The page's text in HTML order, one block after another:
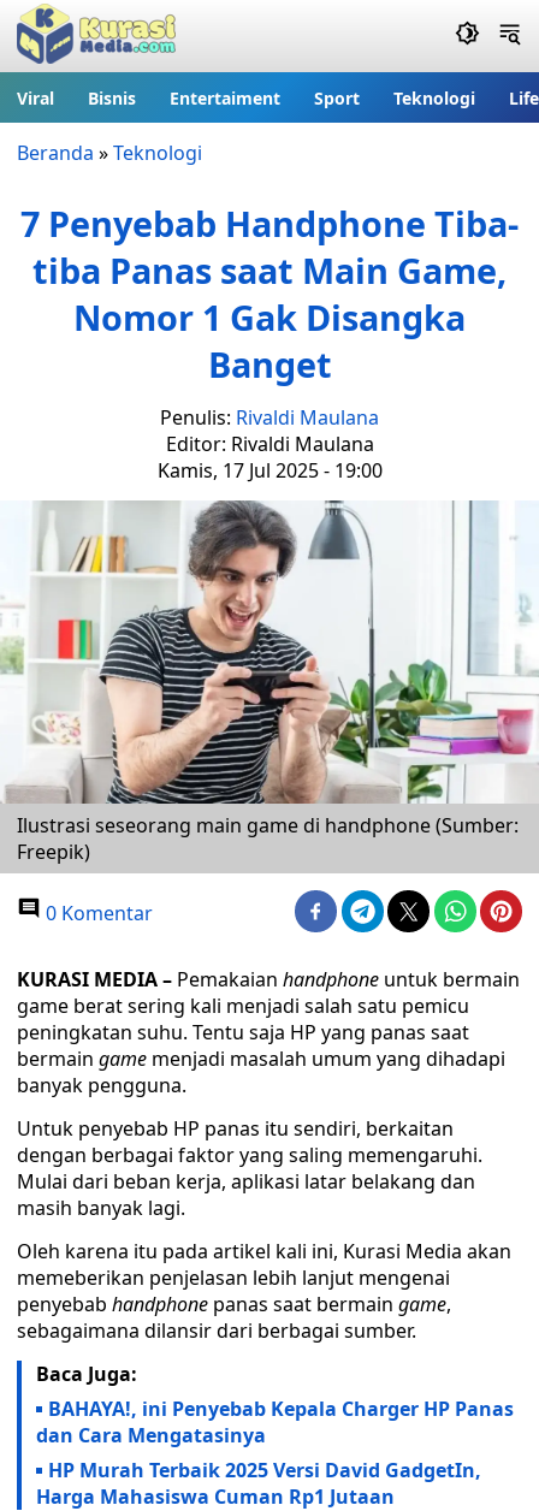
Viral Bisnis Entertaiment Sport Teknologi
Beranda »Teknologi
7 Penyebab Handphone Tiba-
tiba Panas saat Main Game,
Nomor 1 Gak Disangka
Banget
Penulis: Rivaldi Maulana
Editor: Rivaldi Maulana
Kamis, 17 Jul 2025 - 19:00
Ilustrasi seseorang main game di handphone (Sumber:
Freepik)
0 Komentar
KURASI MEDIA – Pemakaian handphone untuk bermain
game berat sering kali menjadi salah satu pemicu
peningkatan suhu. Tentu saja HP yang panas saat
bermain game menjadi masalah umum yang dihadapi
banyak pengguna.
Untuk penyebab HP panas itu sendiri, berkaitan
dengan berbagai faktor yang saling memengaruhi.
Mulai dari beban kerja, aplikasi latar belakang dan
masih banyak lagi.
Oleh karena itu pada artikel kali ini, Kurasi Media akan
memeberikan penjelasan lebih lanjut mengenai
penyebab handphone panas saat bermain game,
sebagaimana dilansir dari berbagai sumber.
Baca Juga:
BAHAYA!, ini Penyebab Kepala Charger HP Panas
dan Cara Mengatasinya
HP Murah Terbaik 2025 Versi David GadgetIn,
Harga Mahasiswa Cuman Rp1 Jutaan